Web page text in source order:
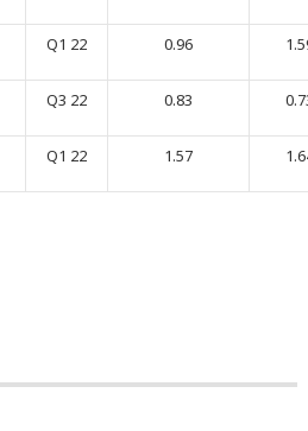
Q1 22 0.96
Q3 22 0.83
Q1 22 1.57